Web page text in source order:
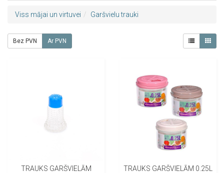
Viss mājai un virtuvei Garšvielu trauki
Bez PVN Ar PVN
TRAUKS GARŠVIELĀM TRAUKS GARŠVIELĀM 0.25L